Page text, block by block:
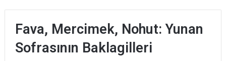
Fava, Mercimek, Nohut: Yunan
Sofrasının Baklagilleri